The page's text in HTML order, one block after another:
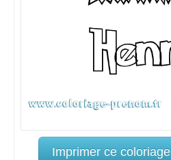
Imprimer ce coloriage